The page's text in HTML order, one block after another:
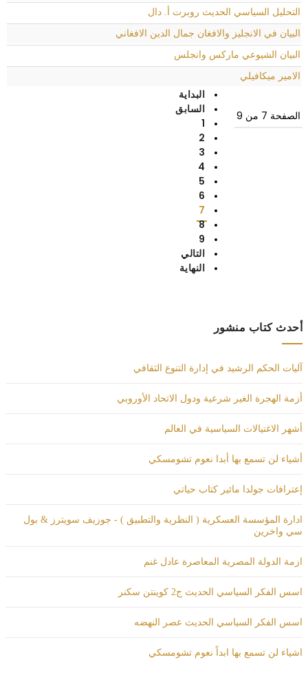
التحليل السياسي الحديث روبرت أ. دال
البيان في الانجليز والافغان جمال الدين الافغاني
البيان الشيوعي ماركس وانجلس
الامير ميكافيلي
الصفحة 7 من 9
البداية
السابق
1
2
3
4
5
6
7
8
9
التالي
النهاية
أحدث كتاب منشور
آليات الحكم الرشيد في إدارة التنوع الثقافي
أزمة الهجرة الغير شرعية ودول الاتحاد الأوروبي
أشهر الاغتيالات السياسية في العالم
أشياء لن تسمع بها أبدا نعوم تشومسكي
إعترافات جولدا مائير كتاب حياتي
ادارة المؤسسة العسكرية ( النظرية والتطبيق ) - جوزيف سويترز & بول
سي واخرين
ازمة الدولة المصرية المعاصرة عادل غنم
اسس الفكر السياسي الحديث ج2 كوينتن سكنر
اسس الفكر السياسي الحديث عصر النهضه
اشياء لن تسمع بها ابداً نعوم تشومسكي